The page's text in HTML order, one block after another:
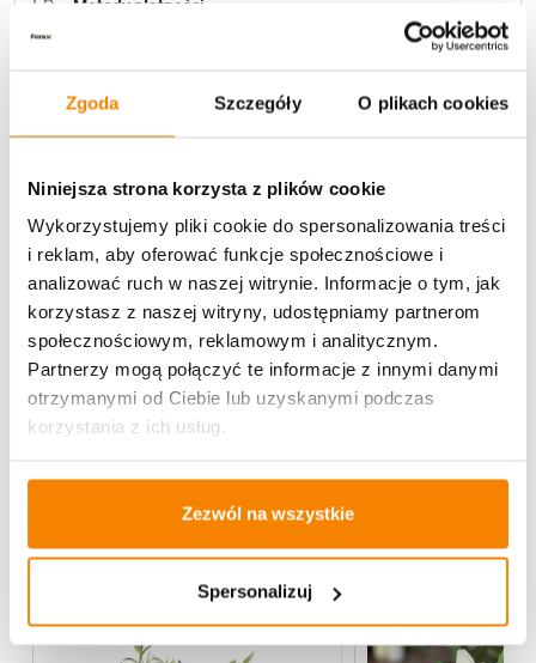
Zgoda Szczegóły O plikach cookies
Niniejsza strona korzysta z plików cookie
Wykorzystujemy pliki cookie do spersonalizowania treści
i reklam, aby oferować funkcje społecznościowe i
analizować ruch w naszej witrynie. Informacje o tym, jak
korzystasz z naszej witryny, udostępniamy partnerom
społecznościowym, reklamowym i analitycznym.
Partnerzy mogą połączyć te informacje z innymi danymi
otrzymanymi od Ciebie lub uzyskanymi podczas
korzystania z ich usług.
Zezwól na wszystkie
Spersonalizuj
Potrzebujesz większą ilość? Zapraszamy do naszej
hurtownii
Przejdź do hurtowni B2B
Metody płatności
Specyfikacja
Opinie klientów
Więcej z kategorii Kwiaty sztuczne
-20%